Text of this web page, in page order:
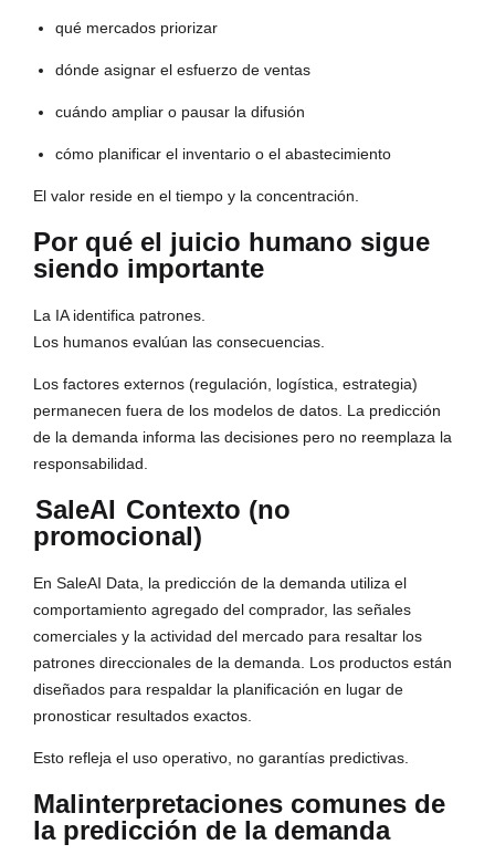
qué mercados priorizar
dónde asignar el esfuerzo de ventas
cuándo ampliar o pausar la difusión
cómo planificar el inventario o el abastecimiento
El valor reside en el tiempo y la concentración.
Por qué el juicio humano sigue
siendo importante
La IA identifica patrones.
Los humanos evalúan las consecuencias.
Los factores externos (regulación, logística, estrategia)
permanecen fuera de los modelos de datos. La predicción
de la demanda informa las decisiones pero no reemplaza la
responsabilidad.
SaleAI Contexto (no
promocional)
En SaleAI Data, la predicción de la demanda utiliza el
comportamiento agregado del comprador, las señales
comerciales y la actividad del mercado para resaltar los
patrones direccionales de la demanda. Los productos están
diseñados para respaldar la planificación en lugar de
pronosticar resultados exactos.
Esto refleja el uso operativo, no garantías predictivas.
Malinterpretaciones comunes de
la predicción de la demanda